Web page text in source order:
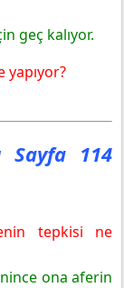
geç kalıyor.
Sayfa 114
tepkisi ne
ona aferin